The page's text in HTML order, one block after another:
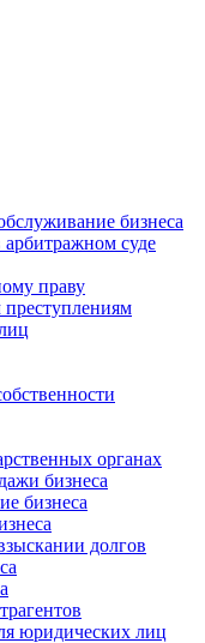
бизнеса
арбитражном суде
праву
органах
бизнеса
бизнеса
долгов
юридических лиц